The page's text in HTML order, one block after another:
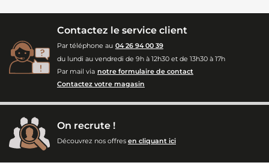
Contactez le service client
Par téléphone au 04 26 94 00 39
du lundi au vendredi de 9h à 12h30 et de 13h30 à 17h
Par mail via notre formulaire de contact
Contactez votre magasin
On recrute !
Découvrez nos offres en cliquant ici